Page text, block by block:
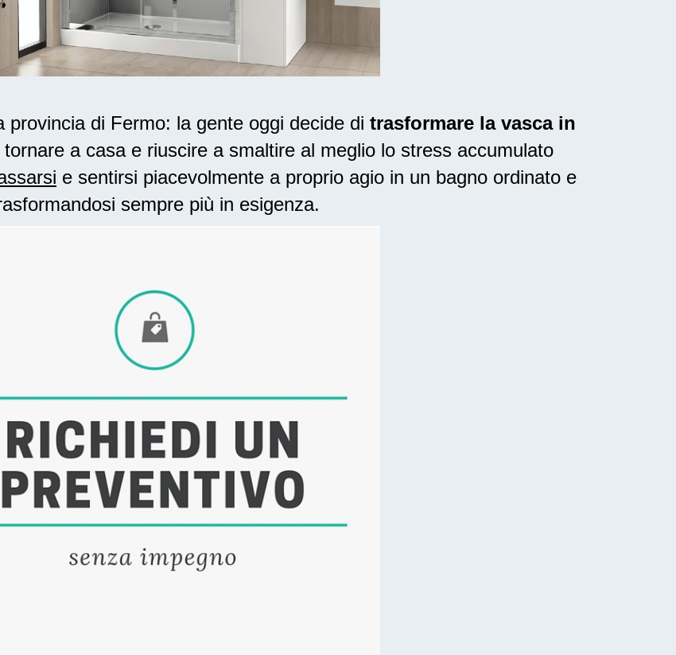
di Fermo: la gente oggi decide di trasformare la vasca in
a casa e riuscire a smaltire al meglio lo stress accumulato
e sentirsi piacevolmente a proprio agio in un bagno ordinato e
sempre più in esigenza.